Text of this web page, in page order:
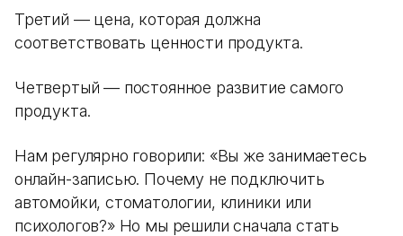
Третий — цена, которая должна
соответствовать ценности продукта.
Четвертый — постоянное развитие самого
продукта.
Нам регулярно говорили: «Вы же занимаетесь
онлайн-записью. Почему не подключить
автомойки, стоматологии, клиники или
психологов?» Но мы решили сначала стать